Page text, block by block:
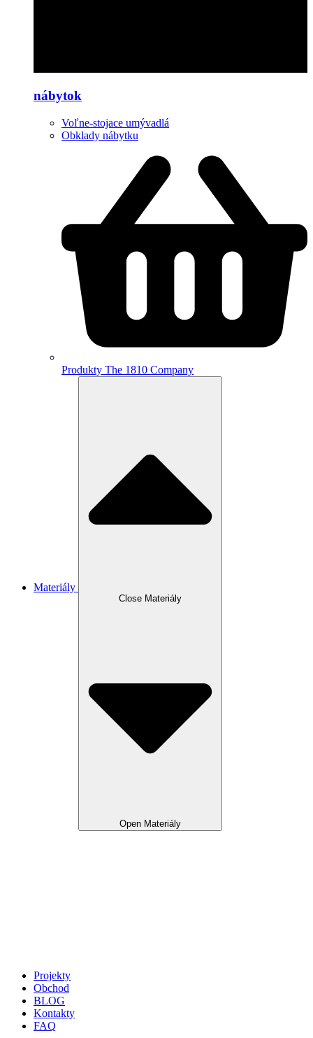
nábytok
Voľne-stojace umývadlá
Obklady nábytku
Produkty The 1810 Company
Materiály
Close Materiály
Open Materiály
Projekty
Obchod
BLOG
Kontakty
FAQ